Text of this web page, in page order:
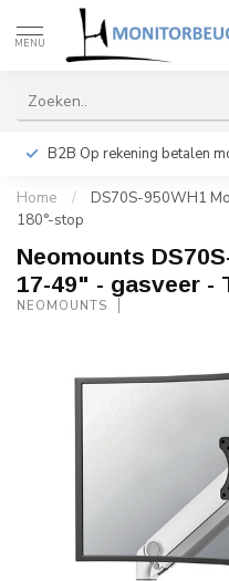
MENU
B2B Op rekening betalen
Home /
DS70S-950WH1
180°-stop
Neomounts
17-49" - gasveer -
NEOMOUNTS